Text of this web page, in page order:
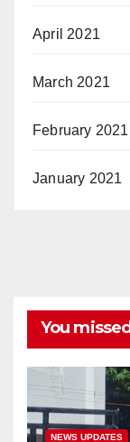
April 2021
March 2021
February 2021
January 2021
You missed
NEWS UPDATES